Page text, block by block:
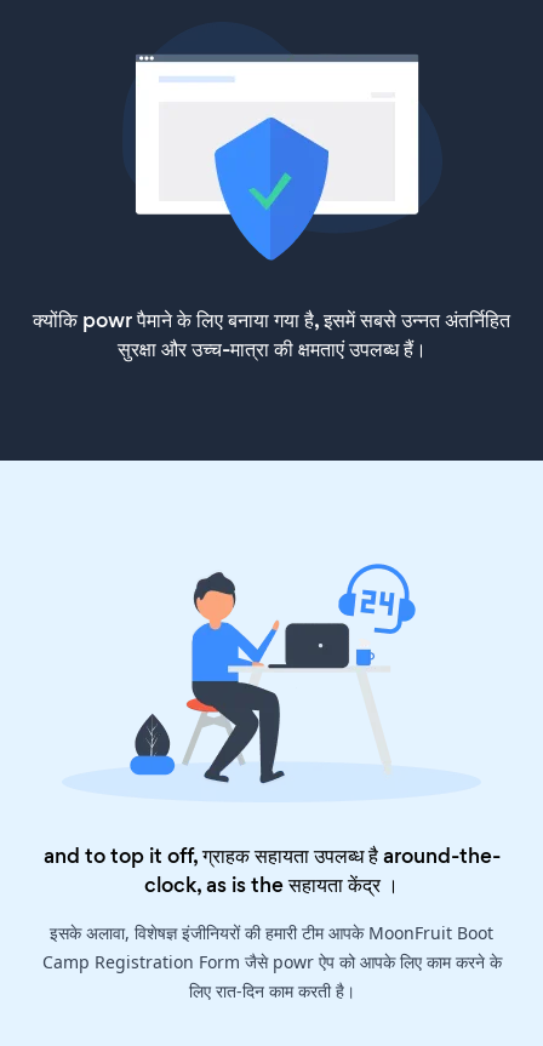
क्योंकि powr पैमाने के लिए बनाया गया है, इसमें सबसे उन्नत अंतर्निहित
सुरक्षा और उच्च-मात्रा की क्षमताएं उपलब्ध हैं।
and to top it off, ग्राहक सहायता उपलब्ध है around-the-
clock, as is theसहायता केंद्र।
इसके अलावा, विशेषज्ञ इंजीनियरों की हमारी टीम आपके MoonFruit Boot
Camp Registration Form जैसे powr ऐप को आपके लिए काम करने के
लिए रात-दिन काम करती है।